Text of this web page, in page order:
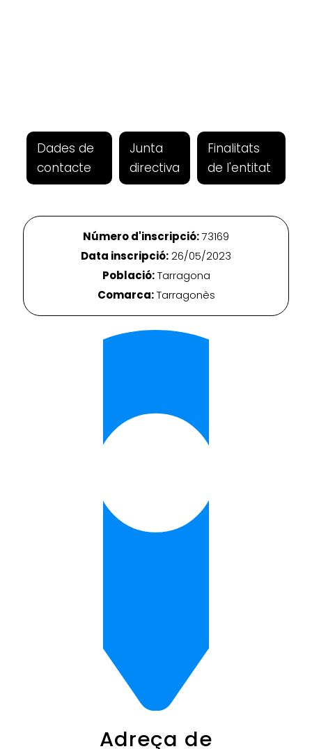
Dades de
contacte
Junta
directiva
Finalitats
de l'entitat
Número d'inscripció:73169
Data inscripció:26/05/2023
Població:Tarragona
Comarca:Tarragonès
Adreça de